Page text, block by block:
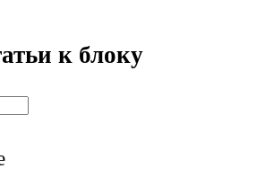
к блоку